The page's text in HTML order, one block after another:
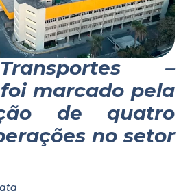
–
marcado pela
de quatro
no setor